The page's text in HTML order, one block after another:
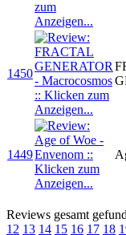
1450
1449
Reviews gesamt
12 13 14 15 16 17 18